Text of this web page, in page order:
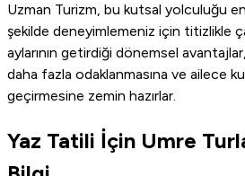
Uzman Turizm, bu kutsal yolculuğu
şekilde deneyimlemeniz için titizlikle
aylarının getirdiği dönemsel
daha fazla odaklanmasına ve ailece
geçirmesine zemin hazırlar.
Yaz Tatili İçin Umre